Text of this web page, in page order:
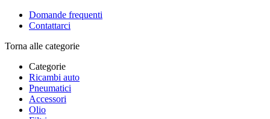
Domande frequenti
Contattarci
Torna alle categorie
Categorie
Ricambi auto
Pneumatici
Accessori
Olio